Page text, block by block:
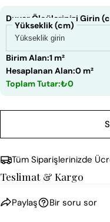
Duvar Ölçülerinizi Girin
Yükseklik (cm)
Birim Alan:1 m²
Hesaplanan Alan:0 m²
Toplam Tutar:₺0
Tüm Siparişlerinizde
Teslimat & Kargo
Paylaş Bir soru sor